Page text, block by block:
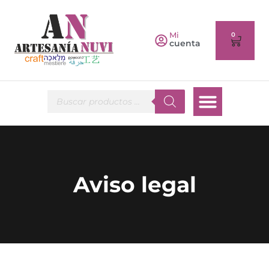
Mi
cuenta
0
Aviso legal